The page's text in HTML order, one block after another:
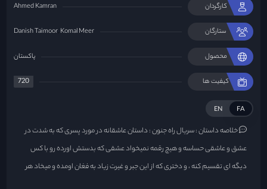
کارگردان Ahmed Kamran
ستارگان Danish Taimoor Komal Meer
محصول پاکستان
کیفیت ها 720
FA
EN
خلاصه داستان :سریال راه جنون : داستان عاشقانه در مورد پسری که به شدت در
عشق و عاشقی حساسه و هیچ رقمه نمیخواد عشقی که بدستش اورده رو با کس
دیگه ای تقسیم کنه ، و دختری که از این جبر و غیرت زیاد به فغان اومده و میخاد هر